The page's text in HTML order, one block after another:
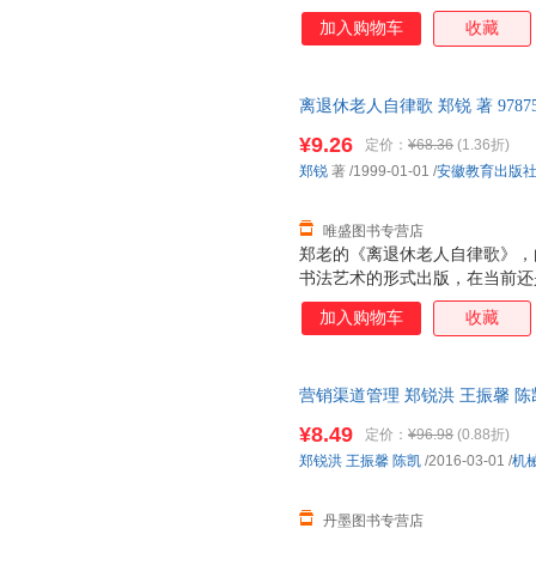
加入购物车 收藏
离退休老人自律歌 郑锐 著
郑老的《离退休老人自律歌》
书法艺术的形式出版，在当前
得庆贺和颂扬的。 郑老是一九
一直战斗、工作、学习、生活
落，敬业奉献，同时平易近人
的奋斗生涯，无愧当年；展望
的《自律歌》，与其说是他与
¥9.26 定价： ¥68.36 (1.36折)
唯盛图书专营店
郑锐 著 /1999-01-01 /安徽教育出版社
加入购物车 收藏
营销渠道管理 郑锐洪 王振馨 陈
¥8.49 定价： ¥96.98 (0.88折)
丹墨图书专营店
郑锐洪 王振馨 陈凯 /2016-03-01 /机